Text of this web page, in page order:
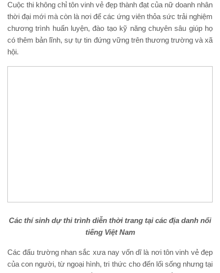
Cuộc thi không chỉ tôn vinh vẻ đẹp thành đạt của nữ doanh nhân
thời đại mới mà còn là nơi để các ứng viên thỏa sức trải nghiệm
chương trình huấn luyện, đào tạo kỹ năng chuyên sâu giúp họ
có thêm bản lĩnh, sự tự tin đứng vững trên thương trường và xã
hội.
Các thí sinh dự thi trình diễn thời trang tại các địa danh nổi
tiếng Việt Nam
Các đấu trường nhan sắc xưa nay vốn dĩ là nơi tôn vinh vẻ đẹp
của con người, từ ngoại hình, tri thức cho đến lối sống nhưng tại